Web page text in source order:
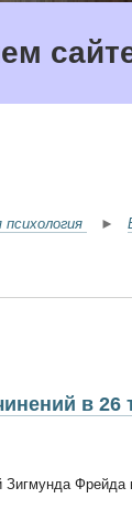
►
в 26
Зигмунда Фрейда